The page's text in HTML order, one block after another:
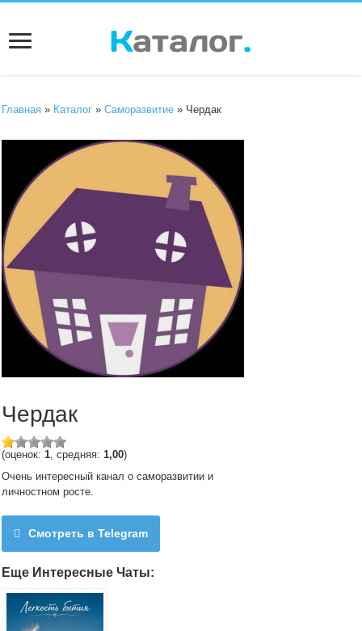
Главная » Каталог »Саморазвитие » Чердак
Чердак
(оценок:1, средняя:1,00)
Очень интересный канал о саморазвитии и
личностном росте.
Смотреть в Telegram
Еще Интересные Чаты: